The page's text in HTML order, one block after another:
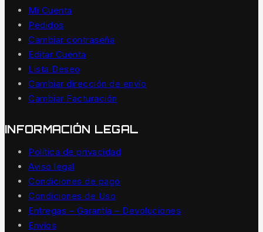
Mi Cuenta
Pedidos
Cambiar contraseña
Editar Cuenta
Lista Deseo
Cambiar dirección de envío
Cambiar Facturación
INFORMACIÓN LEGAL
Política de privacidad
Aviso legal
Condiciones de pago
Condiciones de Uso
Entregas – Garantía – Devoluciones
Envíos